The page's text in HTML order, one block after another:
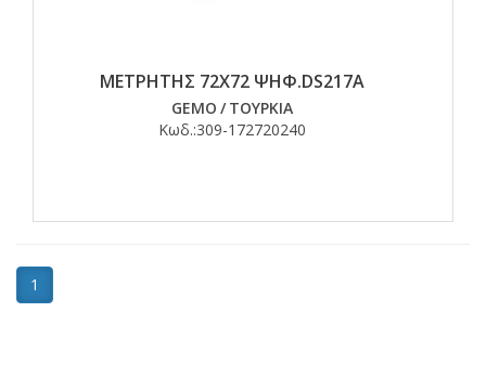
ΜΕΤΡΗΤΗΣ 72Χ72 ΨHΦ.DS217A
GEMO / ΤΟΥΡΚΙΑ
Κωδ.:309-172720240
1